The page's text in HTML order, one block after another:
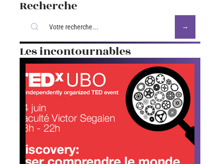
Recherche
Les incontournables